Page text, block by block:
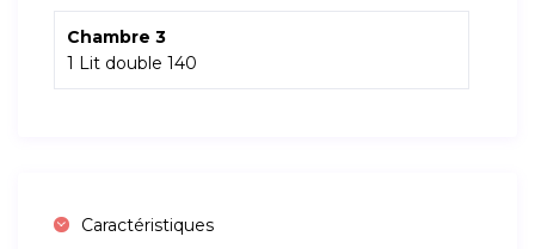
Chambre 3
1 Lit double 140
Caractéristiques